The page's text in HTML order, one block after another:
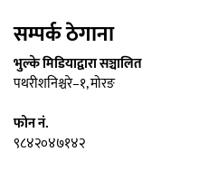
सम्पर्क ठेगाना
भुल्के मिडियाद्वारा सञ्चालित
पथरीशनिश्चरे–१, मोरङ
फोन नं.
९८४२०४७१४२